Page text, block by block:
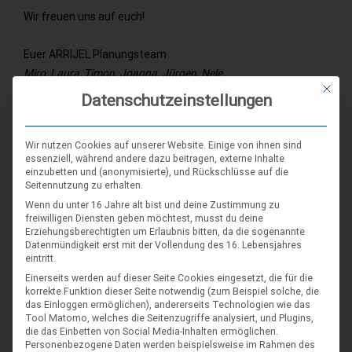
Wir freuen uns auf euch!
Euer ARRIJEL Planungsteam
Miro, Laura, Timon, Joanna, Jürgen, Nele
Zur Veranstaltung anmelden
Buchungen sind für diese Veranstaltung geschlossen.
SCHLAGWORT-SUCHE
Mit
Datenschutzeinstellungen
Wir nutzen Cookies auf unserer Website. Einige von ihnen sind
essenziell, während andere dazu beitragen, externe Inhalte
einzubetten und (anonymisierte), und Rückschlüsse auf die
Seitennutzung zu erhalten.
Wenn du unter 16 Jahre alt bist und deine Zustimmung zu
freiwilligen Diensten geben möchtest, musst du deine
Erziehungsberechtigten um Erlaubnis bitten, da die sogenannte
Datenmündigkeit erst mit der Vollendung des 16. Lebensjahres
eintritt.
Einerseits werden auf dieser Seite Cookies eingesetzt, die für die
korrekte Funktion dieser Seite notwendig (zum Beispiel solche, die
das Einloggen ermöglichen), andererseits Technologien wie das
Tool Matomo, welches die Seitenzugriffe analysiert, und Plugins,
die das Einbetten von Social Media-Inhalten ermöglichen.
Personenbezogene Daten werden beispielsweise im Rahmen des